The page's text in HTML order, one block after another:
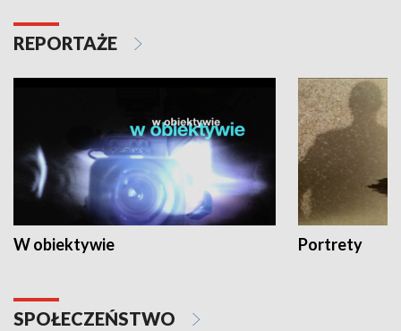
REPORTAŻE
W obiektywie Portrety
SPOŁECZEŃSTWO